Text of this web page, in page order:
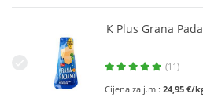
K Plus Grana
(11)
Cijena za j.m.: 24,95 €/